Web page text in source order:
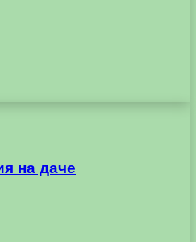
на даче